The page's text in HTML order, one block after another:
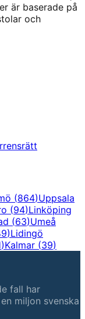
är baserade på
och
(864)Uppsala
(94)Linköping
(63)Umeå
)Lidingö
)Kalmar (39)
fall har
miljon svenska